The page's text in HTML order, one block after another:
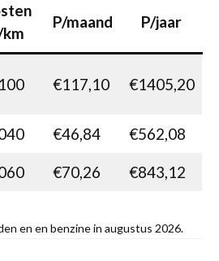
P/maand P/jaar
€117,10 €1405,20
€46,84 €562,08
€70,26 €843,12
en en benzine in augustus 2026.